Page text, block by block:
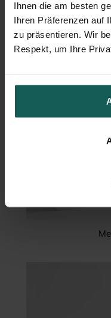
Ihnen die am besten
Ihren Präferenzen auf
zu präsentieren. Wir
Respekt, um Ihre